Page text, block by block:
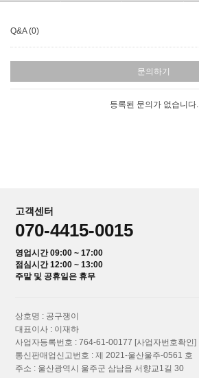
Q&A (0)
문의하기
등록된 문의가 없습니다.
고객센터
070-4415-0015
영업시간 09:00 ~ 17:00
점심시간 12:00 ~ 13:00
주말 및 공휴일은 휴무
상호명 : 공구쟁이
대표이사 : 이재하
사업자등록번호 : 764-61-00177 [사업자번호확인]
통신판매업신고번호 : 제 2021-울산울주-0561 호
주소 : 울산광역시 울주군 삼남읍 서향교1길 30